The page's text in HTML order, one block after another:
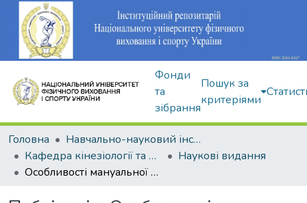
Фонди
та
зібрання
Пошук за
критеріями
Головна
Навчально-науковий інститут здоров'я, реабілітації та фізичного виховання
Кафедра кінезіології та фізкультурно-спортивної реабілітації
Наукові видання
Особливості мануальної терапії у пацієнтів із синдромом хребтової артерії